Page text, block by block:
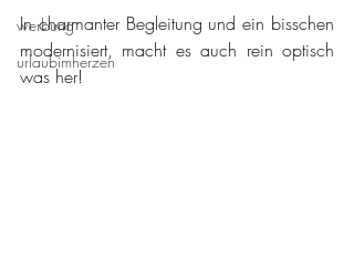
werbung
urlaubimherzen
In charmanter Begleitung und ein bisschen
modernisiert, macht es auch rein optisch
was her!